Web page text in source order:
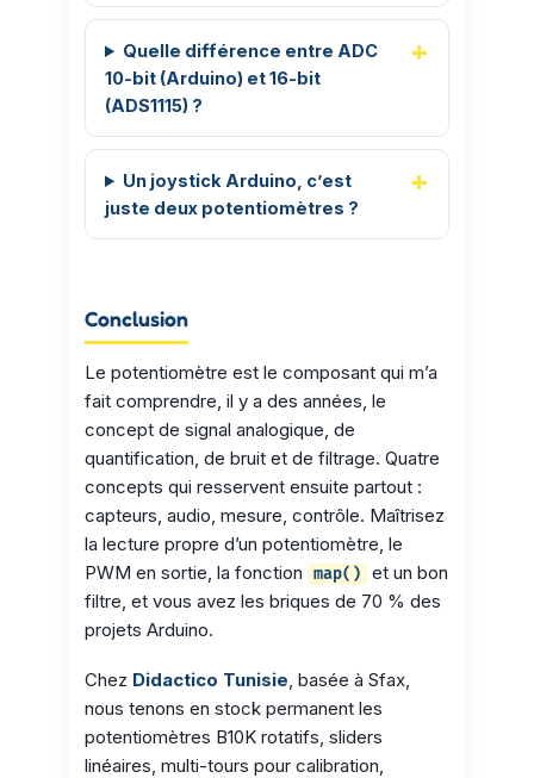
Quelle différence entre ADC
10-bit (Arduino) et 16-bit
(ADS1115) ?
Un joystick Arduino, c’est
juste deux potentiomètres ?
Conclusion
Le potentiomètre est le composant qui m’a
fait comprendre, il y a des années, le
concept de signal analogique, de
quantification, de bruit et de filtrage. Quatre
concepts qui resservent ensuite partout :
capteurs, audio, mesure, contrôle. Maîtrisez
la lecture propre d’un potentiomètre, le
PWM en sortie, la fonction
map()
et un bon
filtre, et vous avez les briques de 70 % des
projets Arduino.
Chez Didactico Tunisie, basée à Sfax,
nous tenons en stock permanent les
potentiomètres B10K rotatifs, sliders
linéaires, multi-tours pour calibration,